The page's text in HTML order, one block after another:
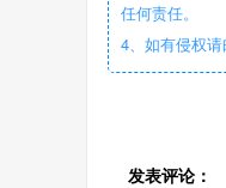
任何责任。
4、如有侵权
发表评论：